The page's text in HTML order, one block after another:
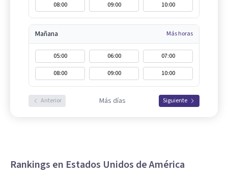
08:00
09:00 10:00
Mañana Más horas
05:00 06:00
07:00
08:00
09:00 10:00
Anterior Más días Siguiente
Rankings en Estados Unidos de América